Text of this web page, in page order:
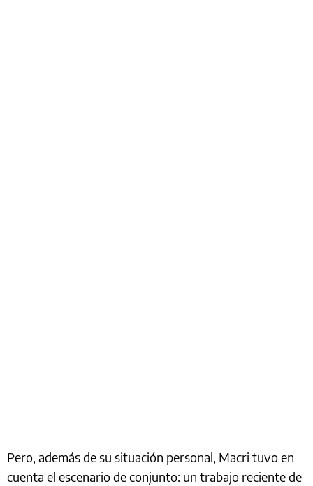
Pero, además de su situación personal, Macri tuvo en
cuenta el escenario de conjunto: un trabajo reciente de